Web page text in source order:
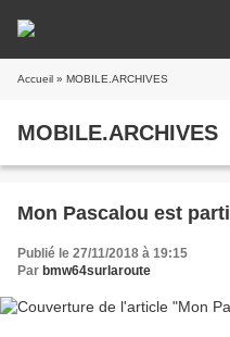
Accueil » MOBILE.ARCHIVES
MOBILE.ARCHIVES
Mon Pascalou est parti
Publié le 27/11/2018 à 19:15
Par bmw64surlaroute